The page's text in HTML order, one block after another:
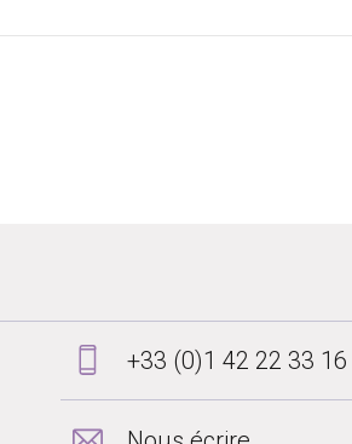
+33 (0)1 42 22 33 16